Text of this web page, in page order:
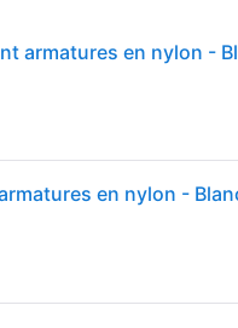
armatures en nylon -
en nylon -